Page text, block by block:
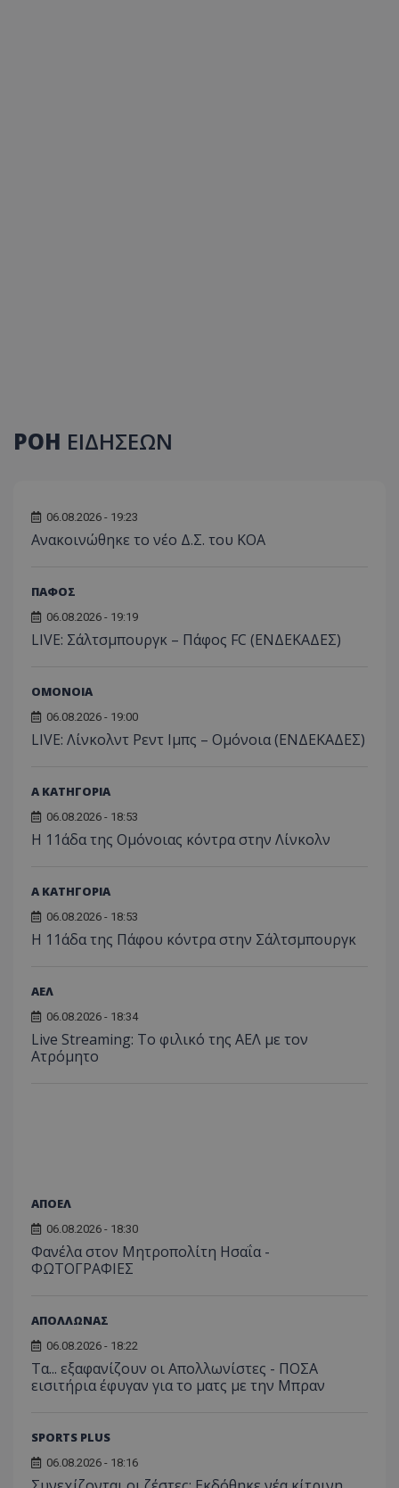
ΡΟΗ ΕΙΔΗΣΕΩΝ
06.08.2026 - 19:23
Aνακοινώθηκε το νέο Δ.Σ. του ΚΟΑ
ΠΑΦΟΣ
06.08.2026 - 19:19
LIVE: Σάλτσμπουργκ – Πάφος FC (ΕΝΔΕΚΑΔΕΣ)
ΟΜΟΝΟΙΑ
06.08.2026 - 19:00
LIVE: Λίνκολντ Ρεντ Ιμπς – Ομόνοια (ΕΝΔΕΚΑΔΕΣ)
Α ΚΑΤΗΓΟΡΙΑ
06.08.2026 - 18:53
Η 11άδα της Ομόνοιας κόντρα στην Λίνκολν
Α ΚΑΤΗΓΟΡΙΑ
06.08.2026 - 18:53
Η 11άδα της Πάφου κόντρα στην Σάλτσμπουργκ
ΑΕΛ
06.08.2026 - 18:34
Live Streaming: Το φιλικό της ΑΕΛ με τον
Ατρόμητο
ΑΠΟΕΛ
06.08.2026 - 18:30
Φανέλα στον Μητροπολίτη Ησαΐα -
ΦΩΤΟΓΡΑΦΙΕΣ
ΑΠΟΛΛΩΝΑΣ
06.08.2026 - 18:22
Τα... εξαφανίζουν οι Απολλωνίστες - ΠΟΣΑ
εισιτήρια έφυγαν για το ματς με την Μπραν
SPORTS PLUS
06.08.2026 - 18:16